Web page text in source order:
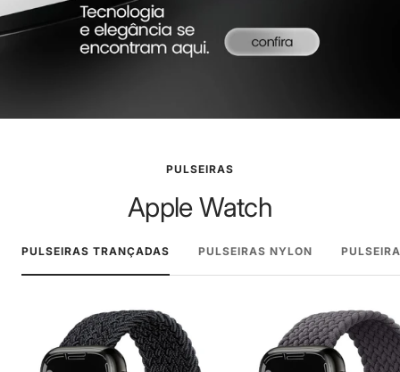
PULSEIRAS
Apple Watch
PULSEIRAS TRANÇADAS PULSEIRAS NYLON